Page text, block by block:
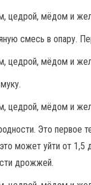
смесь в опару.
Это первое
может уйти от 1,5
дрожжей.